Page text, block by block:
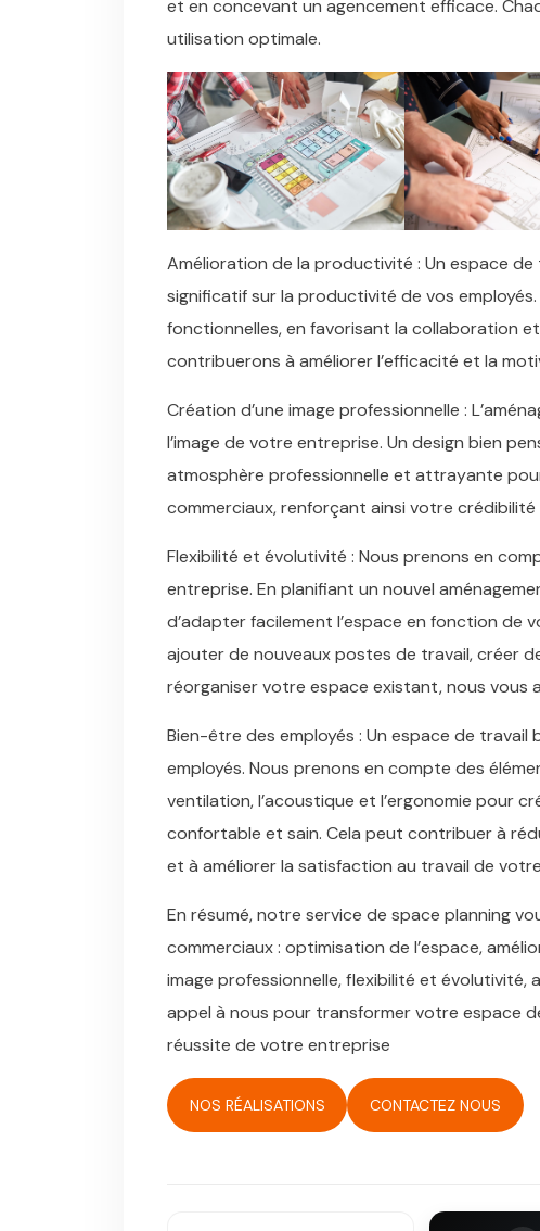
et en concevant un agencement efficace.
utilisation optimale.
Amélioration de la productivité : Un espace
significatif sur la productivité de vos
fonctionnelles, en favorisant la collaboration
contribuerons à améliorer l’efficacité et la
Création d’une image professionnelle :
l’image de votre entreprise. Un design bien
atmosphère professionnelle et attrayante
commerciaux, renforçant ainsi votre
Flexibilité et évolutivité : Nous prenons en
entreprise. En planifiant un nouvel
d’adapter facilement l’espace en fonction de
ajouter de nouveaux postes de travail, créer
réorganiser votre espace existant, nous vous
Bien-être des employés : Un espace de
employés. Nous prenons en compte des
ventilation, l’acoustique et l’ergonomie pour
confortable et sain. Cela peut contribuer à
et à améliorer la satisfaction au travail de
En résumé, notre service de space planning
commerciaux : optimisation de l’espace,
image professionnelle, flexibilité et évolutivité,
appel à nous pour transformer votre espace
réussite de votre entreprise
NOS RÉALISATIONS CONTACTEZ NOUS